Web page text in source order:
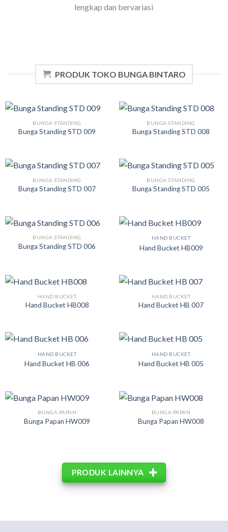
lengkap dan bervariasi
PRODUK TOKO BUNGA BINTARO
BUNGA STANDING
Bunga Standing STD 009
BUNGA STANDING
Bunga Standing STD 008
BUNGA STANDING
Bunga Standing STD 007
BUNGA STANDING
Bunga Standing STD 005
BUNGA STANDING
Bunga Standing STD 006
HAND BUCKET
Hand Bucket HB009
HAND BUCKET
Hand Bucket HB008
HAND BUCKET
Hand Bucket HB 007
HAND BUCKET
Hand Bucket HB 006
HAND BUCKET
Hand Bucket HB 005
BUNGA PAPAN
Bunga Papan HW009
BUNGA PAPAN
Bunga Papan HW008
PRODUK LAINNYA